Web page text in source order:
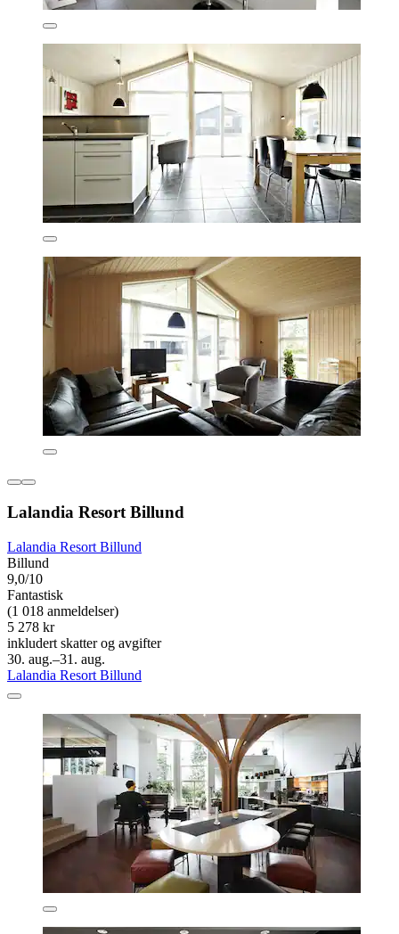
Lalandia Resort Billund
Lalandia Resort Billund
Billund
9,0/10
Fantastisk
(1 018 anmeldelser)
5 278 kr
inkludert skatter og avgifter
30. aug.–31. aug.
Lalandia Resort Billund